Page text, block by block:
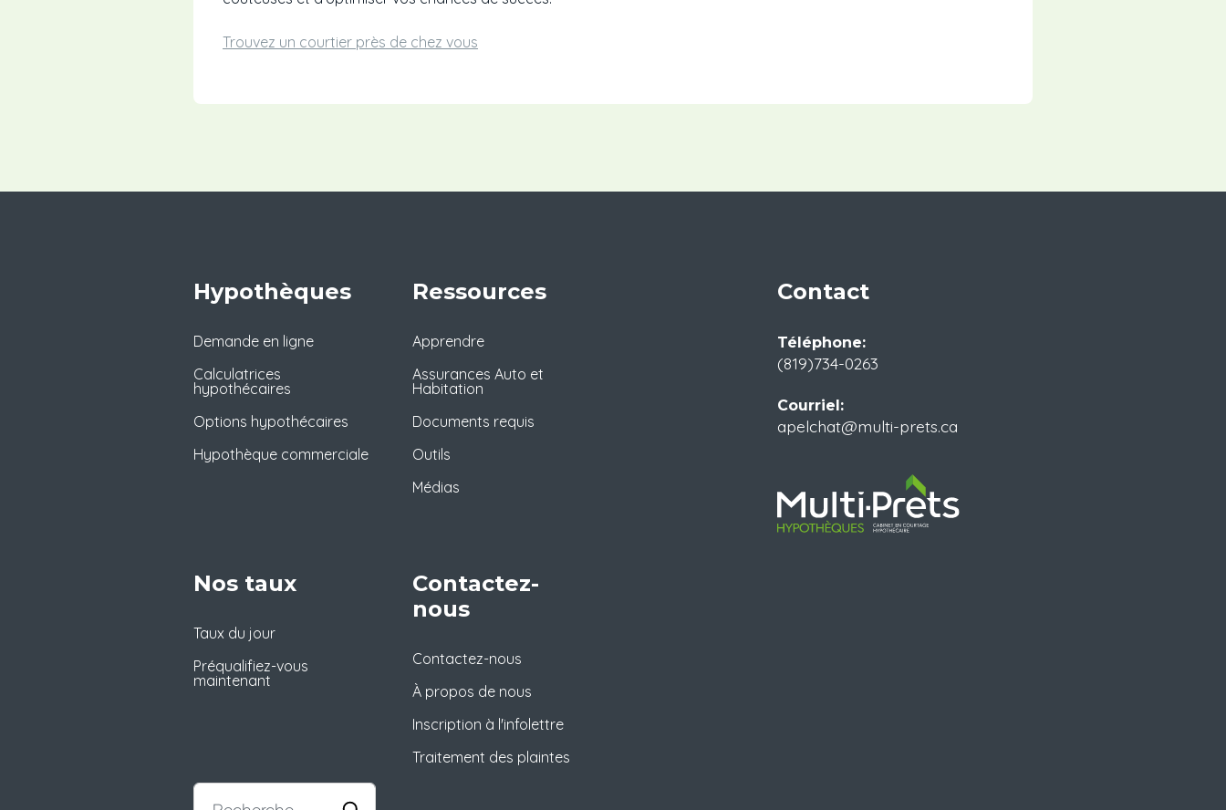
Trouvez un courtier près de chez vous
Hypothèques
Demande en ligne
Calculatrices
hypothécaires
Options hypothécaires
Hypothèque commerciale
Ressources
Apprendre
Assurances Auto et
Habitation
Documents requis
Outils
Médias
Nos taux
Taux du jour
Préqualifiez-vous
maintenant
Contactez-
nous
Contactez-nous
À propos de nous
Inscription à l'infolettre
Traitement des plaintes
Contact
Téléphone:
(819)734-0263
Courriel:
apelchat@multi-prets.ca